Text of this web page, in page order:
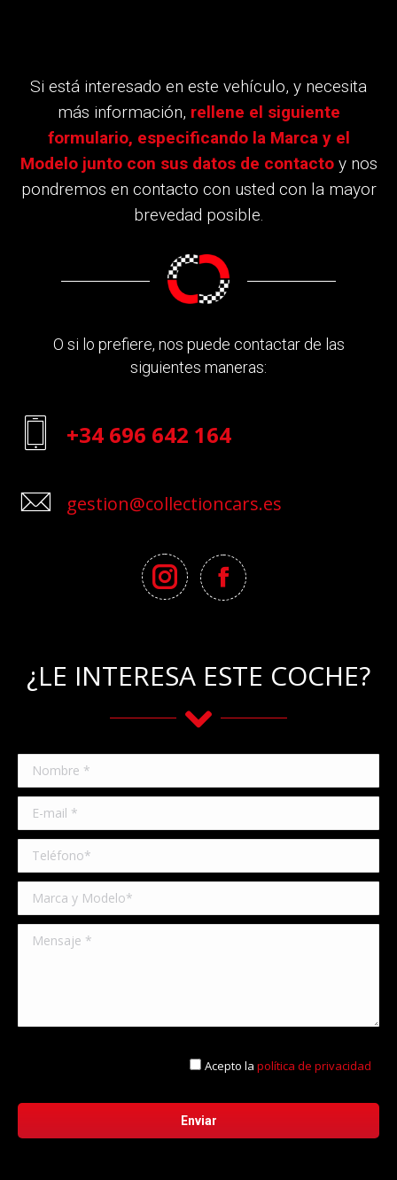
Si está interesado en este vehículo, y necesita
más información, rellene el siguiente
formulario, especificando la Marca y el
Modelo junto con sus datos de contactoy nos
pondremos en contacto con usted con la mayor
brevedad posible.
O si lo prefiere, nos puede contactar de las
siguientes maneras:
+34 696 642 164
gestion@collectioncars.es
¿LE INTERESA ESTE COCHE?
Acepto lapolítica de privacidad